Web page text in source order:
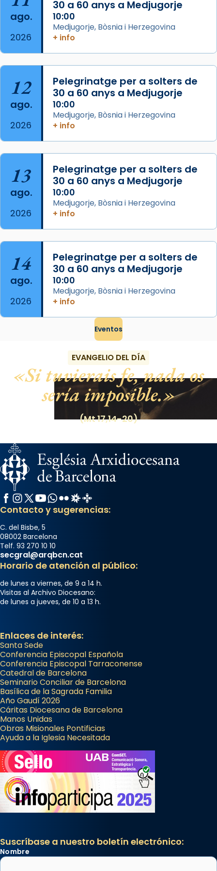
Arquebisbat de Barcelona
2 weeks ago
Acompanyant la història de sant Cugat, a
partir de l’Edat Mitjana sorgeix la tradició
que les santes Juliana (“relatiu a Júlia”) i
Semproniana (“relatiu a Semprònia =
eterna”) són deixebles seves. I l’any 1667, el
... Ver más
View on Facebook · Share
ago.
2026
30 a 60 anys a Medjugorje
10:00
Medjugorje, Bòsnia i Herzegovina
+ info
12
ago.
2026
Pelegrinatge per a solters de
30 a 60 anys a Medjugorje
10:00
Medjugorje, Bòsnia i Herzegovina
+ info
13
ago.
2026
Pelegrinatge per a solters de
30 a 60 anys a Medjugorje
10:00
Medjugorje, Bòsnia i Herzegovina
+ info
14
ago.
2026
Pelegrinatge per a solters de
30 a 60 anys a Medjugorje
10:00
Medjugorje, Bòsnia i Herzegovina
+ info
Eventos
EVANGELIO DEL DÍA
Si tuvierais fe, nada os
sería imposible.
(Mt 17,14-20)
Facebook
Instagram
X / Twitter
YouTube
WhatsApp
FlickrRadio Estel
Catalunya Cristiana
Contacto y sugerencias:
C. del Bisbe, 5
08002 Barcelona
Telf. 93 270 10 10
secgral@arqbcn.cat
Horario de atención al público:
de lunes a viernes, de 9 a 14 h.
Visitas al Archivo Diocesano:
de lunes a jueves, de 10 a 13 h.
Enlaces de interés:
Santa Sede
Conferencia Episcopal Española
Conferencia Episcopal Tarraconense
Catedral de Barcelona
Seminario Conciliar de Barcelona
Basílica de la Sagrada Familia
Año Gaudí 2026
Cáritas Diocesana de Barcelona
Manos Unidas
Obras Misionales Pontificias
Ayuda a la Iglesia Necesitada
Suscríbase a nuestro boletín electrónico:
Nombre